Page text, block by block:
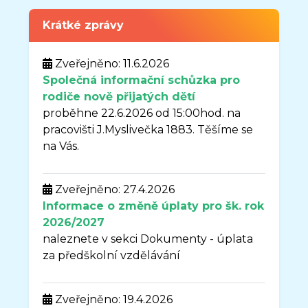
Krátké zprávy
Zveřejněno: 11.6.2026
Společná informační schůzka pro
rodiče nově přijatých dětí
proběhne 22.6.2026 od 15:00hod. na
pracovišti J.Myslivečka 1883. Těšíme se
na Vás.
Zveřejněno: 27.4.2026
Informace o změně úplaty pro šk. rok
2026/2027
naleznete v sekci Dokumenty - úplata
za předškolní vzdělávání
Zveřejněno: 19.4.2026